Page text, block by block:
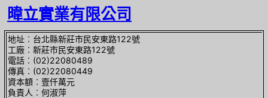
暐立實業有限公司
地址︰台北縣新莊市民安東路122號
工廠︰新莊市民安東路122號
電話︰(02)22080489
傳真︰(02)22080449
資本額︰壹仟萬元
負責人︰何淑萍